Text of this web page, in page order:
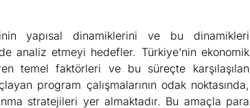
yapısal dinamiklerini ve bu dinamikleri
analiz etmeyi hedefler. Türkiye’nin ekonomik
temel faktörleri ve bu süreçte karşılaşılan
program çalışmalarının odak noktasında,
stratejileri yer almaktadır. Bu amaçla para